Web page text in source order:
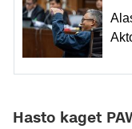
Hasto kaget